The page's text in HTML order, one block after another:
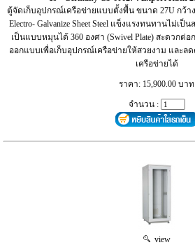
ตู้จัดเก็บอุปกรณ์เครือข่ายแบบตั้งพื้น ขนาด 27U กว้าง
Electro- Galvanize Sheet Steel แข็งแรงทนทานไม่เ
เป็นแบบหมุนได้ 360 องศา (Swivel Plate) สะดวกต่
ออกแบบเพื่อเก็บอุปกรณ์เครือข่ายให้สวยงาม และล
เครือข่ายได้
ราคา: 15,900.00 บาท
จำนวน :
view